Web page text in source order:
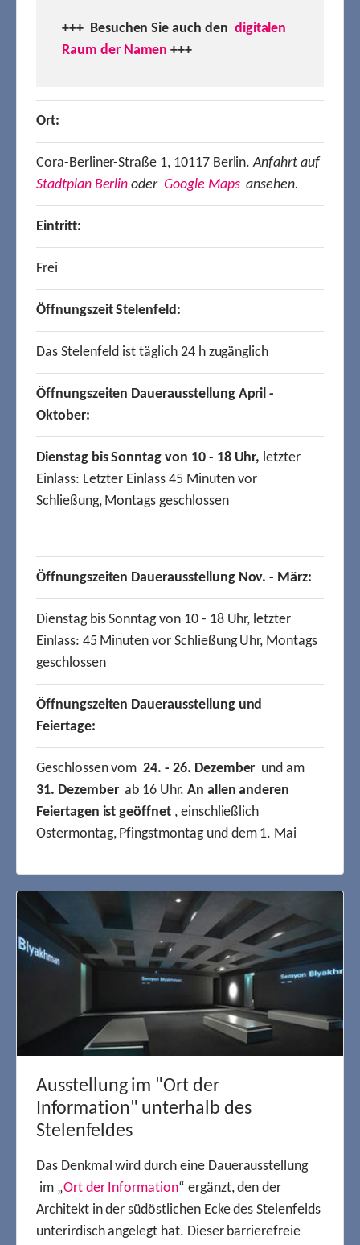
Ausstellung im "Ort der
Information" unterhalb des
Stelenfeldes
Das Denkmal wird durch eine Dauerausstellung
im „Ort der Information“ ergänzt, den der
Architekt in der südöstlichen Ecke des Stelenfelds
unterirdisch angelegt hat. Dieser barrierefreie
+++ Besuchen Sie auch den digitalen
Raum der Namen +++
Ort:
Cora-Berliner-Straße 1, 10117 Berlin.Anfahrt auf
Stadtplan Berlin oder Google Mapsansehen.
Eintritt:
Frei
Öffnungszeit Stelenfeld:
Das Stelenfeld ist täglich 24 h zugänglich
Öffnungszeiten Dauerausstellung April -
Oktober:
Dienstag bis Sonntag von 10 - 18 Uhr, letzter
Einlass: Letzter Einlass 45 Minuten vor
Schließung, Montags geschlossen
Öffnungszeiten Dauerausstellung Nov. - März:
Dienstag bis Sonntag von 10 - 18 Uhr, letzter
Einlass: 45 Minuten vor Schließung Uhr, Montags
geschlossen
Öffnungszeiten Dauerausstellung und
Feiertage:
Geschlossen vom24. - 26. Dezember und am
31. Dezemberab 16 Uhr. An allen anderen
Feiertagen ist geöffnet, einschließlich
Ostermontag, Pfingstmontag und dem 1. Mai